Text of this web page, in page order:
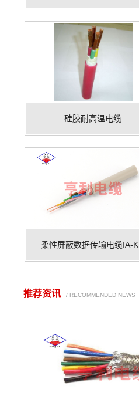
硅胶耐高温电缆
柔性屏蔽数据传输电缆IA-
推荐资讯 / RECOMMENDED NEWS